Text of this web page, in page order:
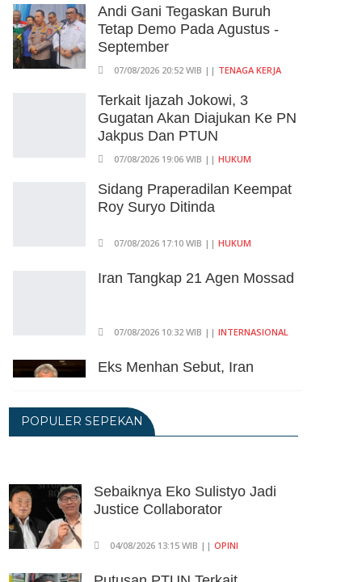
Andi Gani Tegaskan Buruh
Tetap Demo Pada Agustus -
September
07/08/2026 20:52 WIB || TENAGA KERJA
Terkait Ijazah Jokowi, 3
Gugatan Akan Diajukan Ke PN
Jakpus Dan PTUN
07/08/2026 19:06 WIB || HUKUM
Sidang Praperadilan Keempat
Roy Suryo Ditinda
07/08/2026 17:10 WIB || HUKUM
Iran Tangkap 21 Agen Mossad
07/08/2026 10:32 WIB || INTERNASIONAL
Eks Menhan Sebut, Iran
06/08/2026 19:39 WIB ||
Kemenkeu
06/08/2026 19:02 WIB ||KEUANGAN
Ratusan Senjata Api Dan
POPULER SEPEKAN
Sebaiknya Eko Sulistyo Jadi
Justice Collaborator
04/08/2026 13:15 WIB || OPINI